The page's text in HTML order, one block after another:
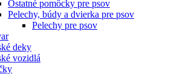
Ostatné pomôcky pre psov
Pelechy, búdy a dvierka pre psov
Pelechy pre psov
deky
vozidlá